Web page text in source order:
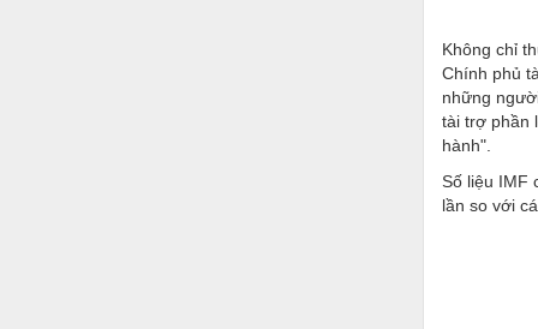
Không chỉ
Chính phủ
những
tài trợ phần
hành".
Số liệu IMF
lần so với